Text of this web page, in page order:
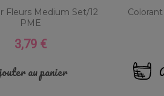
Fleurs Medium Set/12
PME
Prix
3,79 €
au panier